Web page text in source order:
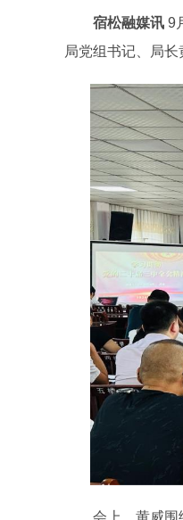
宿松融媒讯 9
局党组书记、局
会上，黄威围绕